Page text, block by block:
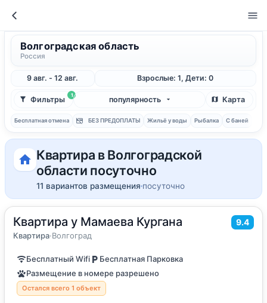
Волгоградская область
Россия
9 авг. - 12 авг. Взрослые: 1, Дети: 0
1
Фильтры популярность Карта
Бесплатная отмена БЕЗ ПРЕДОПЛАТЫ Жильё у воды Рыбалка С баней
Квартира в Волгоградской
области посуточно
11 вариантов размещения посуточно
Квартира у Мамаева Кургана 9.4
Квартира·Волгоград
32м2·до 6 гостей
Квартира
Бесплатный Wifi
Бесплатная Парковка
Размещение в номере разрешено
Остался всего 1 объект